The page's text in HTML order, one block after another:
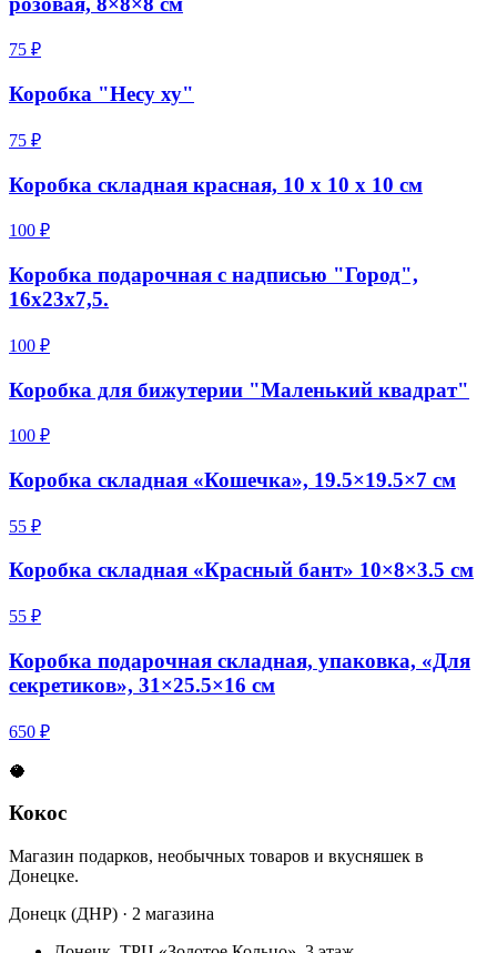
75 ₽
Коробка "Несу ху"
75 ₽
Коробка складная красная, 10 х 10 х 10 см
100 ₽
Коробка подарочная с надписью "Город",
16х23х7,5.
100 ₽
Коробка для бижутерии "Маленький квадрат"
100 ₽
Коробка складная «Кошечка», 19.5×19.5×7 см
55 ₽
Коробка складная «Красный бант» 10×8×3.5 см
55 ₽
Коробка подарочная складная, упаковка, «Для
секретиков», 31×25.5×16 см
650 ₽
🥥
Кокос
Магазин подарков, необычных товаров и вкусняшек в
Донецке.
Донецк (ДНР) · 2 магазина